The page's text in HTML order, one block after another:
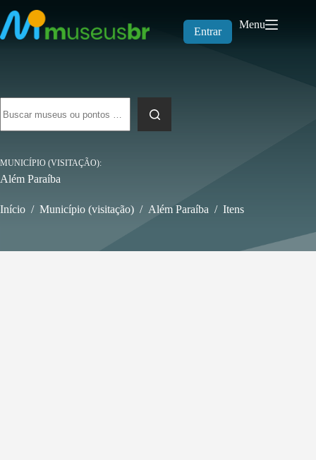
para
o
conteúdo
Entrar
Menu
resultados
MUNICÍPIO (VISITAÇÃO)
Além Paraíba
Início / Município (visitação) / Além Paraíba / Itens